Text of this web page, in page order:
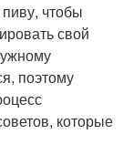
чтобы
свой
поэтому
которые